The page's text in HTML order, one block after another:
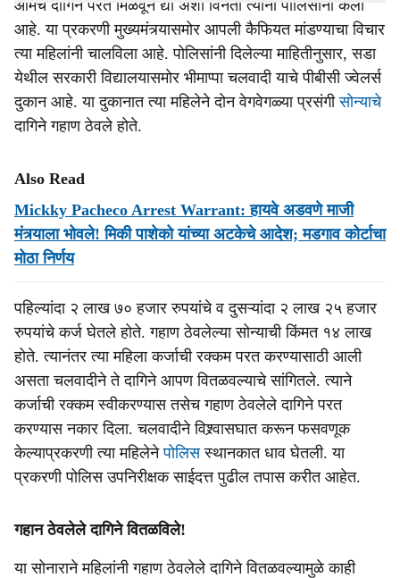
आमचे दागिने परत मिळवून द्या अशी विनंती त्यांनी पोलिसांना केली
आहे. या प्रकरणी मुख्यमंत्र्यासमोर आपली कैफियत मांडण्याचा विचार
त्या महिलांनी चालविला आहे. पोलिसांनी दिलेल्या माहितीनुसार, सडा
येथील सरकारी विद्यालयासमोर भीमाप्पा चलवादी याचे पीबीसी ज्वेलर्स
दुकान आहे. या दुकानात त्या महिलेने दोन वेगवेगळ्या प्रसंगीसोन्याचे
दागिने गहाण ठेवले होते.
Also Read
Mickky Pacheco Arrest Warrant: हायवे अडवणे माजी
मंत्र्याला भोवले! मिकी पाशेको यांच्या अटकेचे आदेश; मडगाव कोर्टाचा
मोठा निर्णय
पहिल्यांदा २ लाख ७० हजार रुपयांचे व दुसऱ्यांदा २ लाख २५ हजार
रुपयांचे कर्ज घेतले होते. गहाण ठेवलेल्या सोन्याची किंमत १४ लाख
होते. त्यानंतर त्या महिला कर्जाची रक्कम परत करण्यासाठी आली
असता चलवादीने ते दागिने आपण वितळवल्याचे सांगितले. त्याने
कर्जाची रक्कम स्वीकरण्यास तसेच गहाण ठेवलेले दागिने परत
करण्यास नकार दिला. चलवादीने विश्र्वासघात करून फसवणूक
केल्याप्रकरणी त्या महिलेनेपोलिसस्थानकात धाव घेतली. या
प्रकरणी पोलिस उपनिरीक्षक साईदत्त पुढील तपास करीत आहेत.
गहान ठेवलेले दागिने वितळविले!
या सोनाराने महिलांनी गहाण ठेवलेले दागिने वितळवल्यामुळे काही